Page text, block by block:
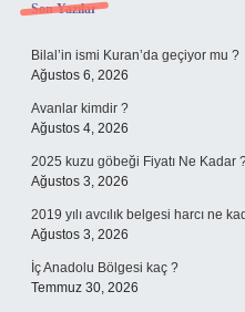
Sidebar
Son Yazılar
Bilal’in ismi Kuran’da geçiyor mu ?
Ağustos 6, 2026
Avanlar kimdir ?
Ağustos 4, 2026
2025 kuzu göbeği Fiyatı Ne Kadar
Ağustos 3, 2026
2019 yılı avcılık belgesi harcı ne
Ağustos 3, 2026
İç Anadolu Bölgesi kaç ?
Temmuz 30, 2026